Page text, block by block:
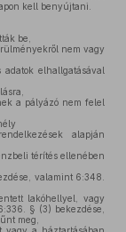
kell benyújtani.
be,
nem vagy
elhallgatásával
a pályázó nem felel
alapján
térítés ellenében
valamint 6:348.
lakóhellyel, vagy
§ (3) bekezdése,
meg,